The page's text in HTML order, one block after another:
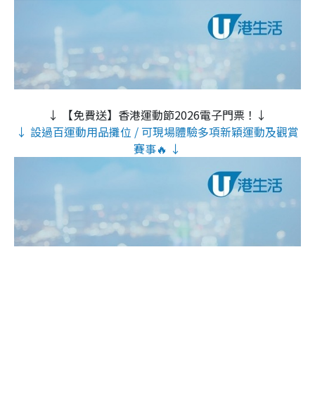
↓ 【免費送】香港運動節2026電子門票！↓
↓ 設過百運動用品攤位 / 可現場體驗多項新穎運動及觀賞
賽事🔥 ↓